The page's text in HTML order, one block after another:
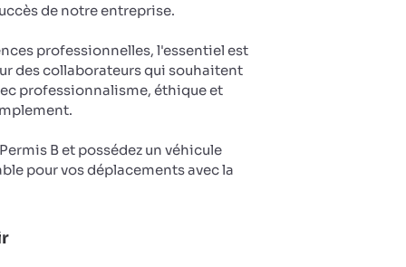
de notre entreprise.
professionnelles, l'essentiel est
des collaborateurs qui souhaitent
professionnalisme, éthique et
B et possédez un véhicule
pour vos déplacements avec la